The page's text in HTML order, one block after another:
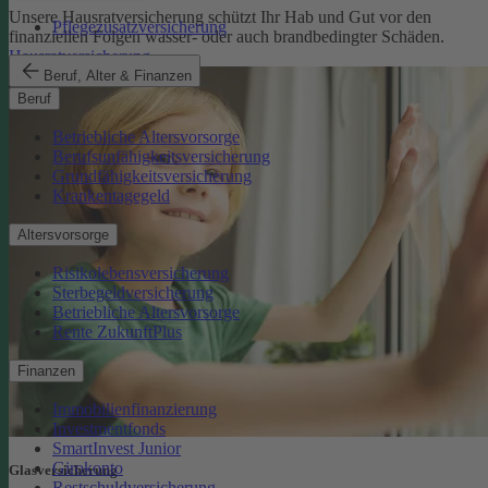
Pflegezusatzversicherung
Beruf, Alter & Finanzen
Beruf
Betriebliche Altersvorsorge
Berufsunfähigkeitsversicherung
Grundfähigkeitsversicherung
Krankentagegeld
Altersvorsorge
Risikolebensversicherung
Sterbegeldversicherung
Betriebliche Altersvorsorge
Rente ZukunftPlus
Finanzen
Immobilienfinanzierung
Investmentfonds
SmartInvest Junior
Girokonto
Unsere Hausratversicherung schützt Ihr Hab und Gut vor den
finanziellen Folgen wasser- oder auch brandbedingter Schäden.
Hausratversicherung
Glasversicherung